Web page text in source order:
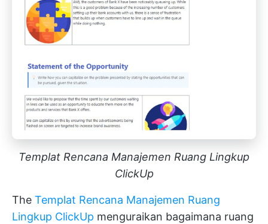
Templat Rencana Manajemen Ruang Lingkup
ClickUp
The Templat Rencana Manajemen Ruang
Lingkup ClickUp menguraikan bagaimana ruang